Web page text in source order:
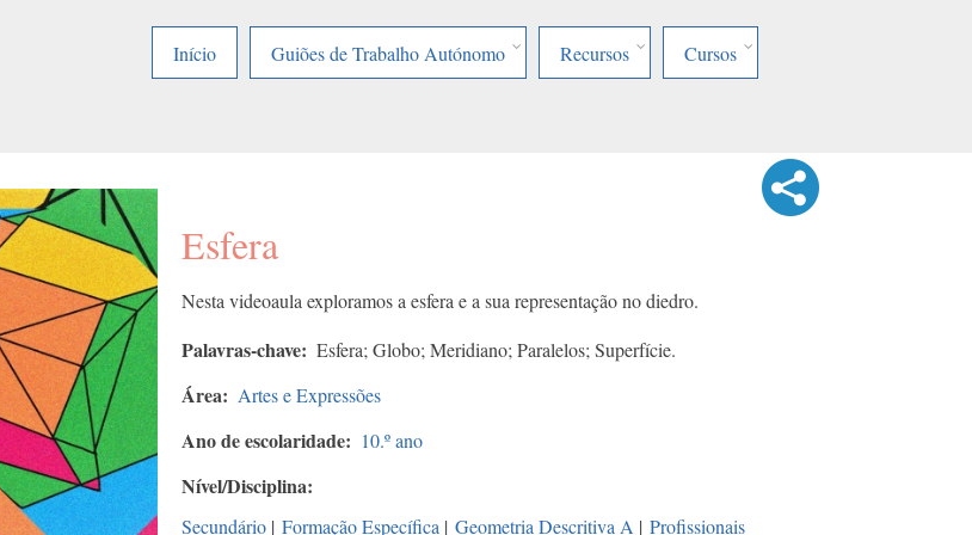
Início
Guiões de Trabalho Autónomo Recursos Cursos
Esfera
Nesta videoaula exploramos a esfera e a sua representação no diedro.
Palavras-chave Esfera; Globo; Meridiano; Paralelos; Superfície.
Área Artes e Expressões
Ano de escolaridade 10.º ano
Nível/Disciplina
Secundário | Formação Específica | Geometria Descritiva A | Profissionais